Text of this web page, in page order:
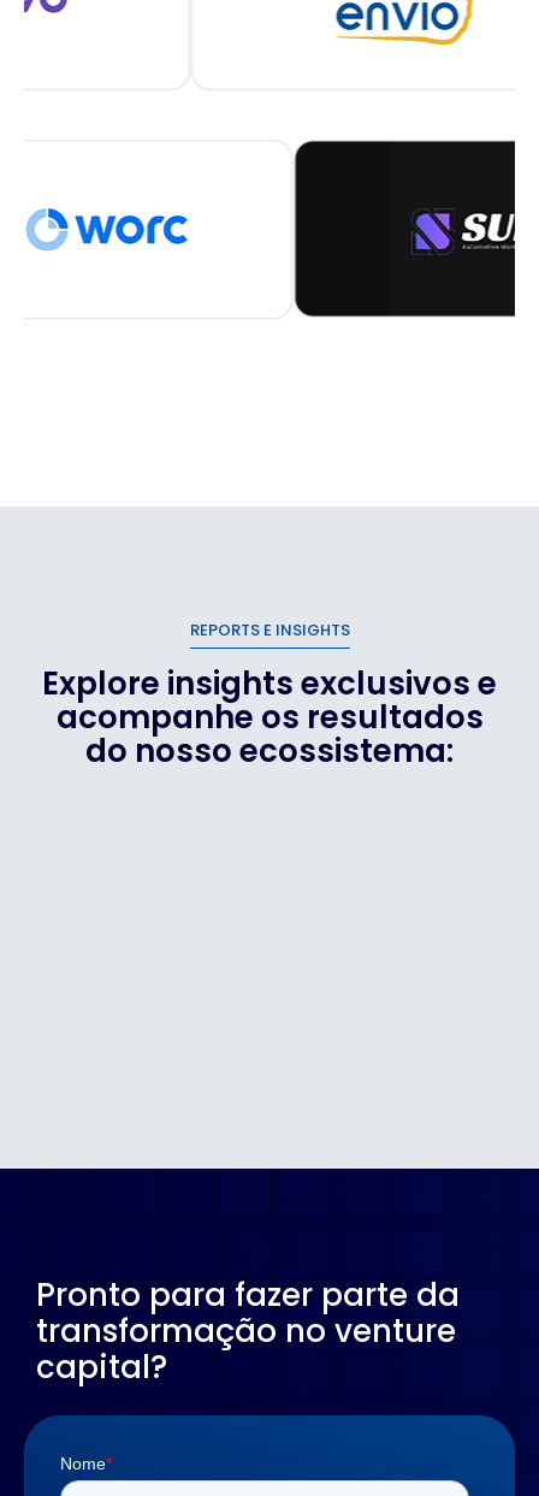
REPORTS E INSIGHTS
Explore insights exclusivos e
acompanhe os resultados
do nosso ecossistema:
Pronto para fazer parte da
transformação no venture
capital?